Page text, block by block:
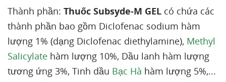
Thành phần: Thuốc Subsyde-M GEL có chứa các
thành phần bao gồm Diclofenac sodium hàm
lượng 1% (dạng Diclofenac diethylamine), Methyl
Salicylate hàm lượng 10%, Dầu lanh hàm lượng
tương ứng 3%, Tinh dầu Bạc Hà hàm lượng 5%,...